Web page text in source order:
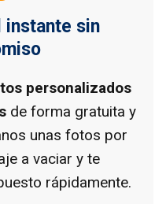
instante sin
personalizados
de forma gratuita y
unas fotos por
a vaciar y te
rápidamente.